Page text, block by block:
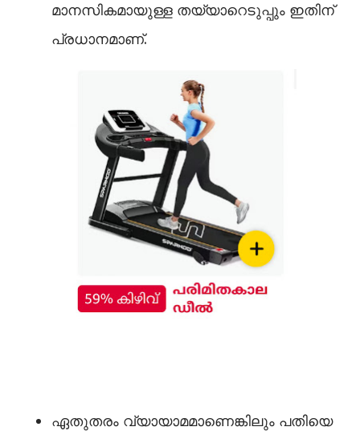
മാനസികമായുള്ള തയ്യാറെടുപ്പും ഇതിന്
പ്രധാനമാണ്.
ഏതുതരം വ്യായാമമാണെങ്കിലും പതിയെ